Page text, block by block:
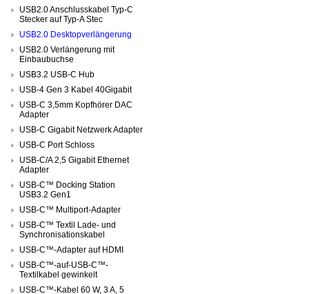
USB2.0 Anschlusskabel Typ-C
Stecker auf Typ-A Stec
USB2.0 Desktopverlängerung
USB2.0 Verlängerung mit
Einbaubuchse
USB3.2 USB-C Hub
USB-4 Gen 3 Kabel 40Gigabit
USB-C 3,5mm Kopfhörer DAC
Adapter
USB-C Gigabit Netzwerk Adapter
USB-C Port Schloss
USB-C/A 2,5 Gigabit Ethernet
Adapter
USB-C™ Docking Station
USB3.2 Gen1
USB-C™ Multiport-Adapter
USB-C™ Textil Lade- und
Synchronisationskabel
USB-C™-Adapter auf HDMI
USB-C™-auf-USB-C™-
Textilkabel gewinkelt
USB-C™-Kabel 60 W, 3 A, 5